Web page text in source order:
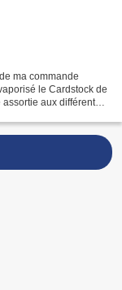
ma commande
le Cardstock de
aux différentes